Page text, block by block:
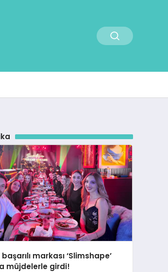
başarılı markası ‘Slimshape’
müjdelerle girdi!